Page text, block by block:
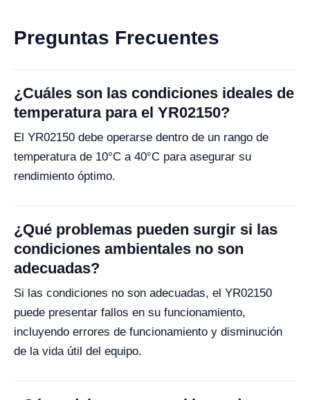
Preguntas Frecuentes
¿Cuáles son las condiciones ideales de
temperatura para el YR02150?
El YR02150 debe operarse dentro de un rango de
temperatura de 10°C a 40°C para asegurar su
rendimiento óptimo.
¿Qué problemas pueden surgir si las
condiciones ambientales no son
adecuadas?
Si las condiciones no son adecuadas, el YR02150
puede presentar fallos en su funcionamiento,
incluyendo errores de funcionamiento y disminución
de la vida útil del equipo.